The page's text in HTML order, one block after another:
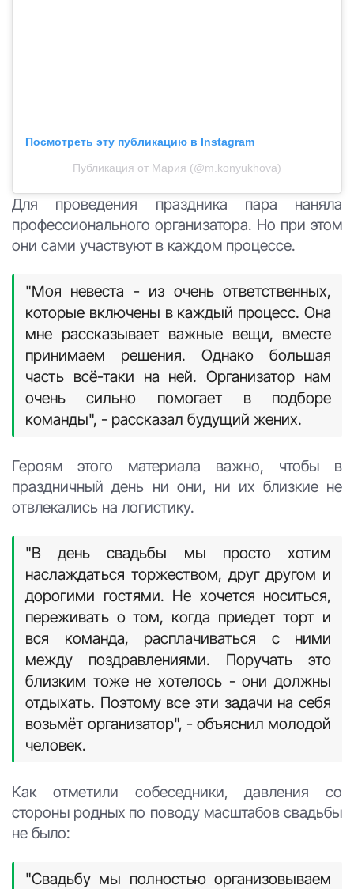
Посмотреть эту публикацию в Instagram
Публикация от Мария (@m.konyukhova)
Для проведения праздника пара наняла
профессионального организатора. Но при этом
они сами участвуют в каждом процессе.
"Моя невеста - из очень ответственных,
которые включены в каждый процесс. Она
мне рассказывает важные вещи, вместе
принимаем решения. Однако большая
часть всё-таки на ней. Организатор нам
очень сильно помогает в подборе
команды", - рассказал будущий жених.
Героям этого материала важно, чтобы в
праздничный день ни они, ни их близкие не
отвлекались на логистику.
"В день свадьбы мы просто хотим
наслаждаться торжеством, друг другом и
дорогими гостями. Не хочется носиться,
переживать о том, когда приедет торт и
вся команда, расплачиваться с ними
между поздравлениями. Поручать это
близким тоже не хотелось - они должны
отдыхать. Поэтому все эти задачи на себя
возьмёт организатор", - объяснил молодой
человек.
Как отметили собеседники, давления со
стороны родных по поводу масштабов свадьбы
не было:
"Свадьбу мы полностью организовываем